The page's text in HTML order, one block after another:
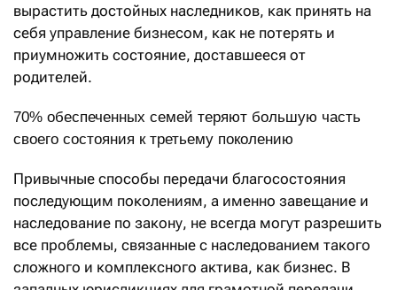
вырастить достойных наследников, как принять на
себя управление бизнесом, как не потерять и
приумножить состояние, доставше­еся от
родителей.
70% обеспеченных семей теряют большую часть
своего состояния к третьему поколению
Привычные способы передачи благосостояния
последующим поколениям, а именно завещание и
наследование по закону, не всегда могут разрешить
все проблемы, связанные с наследованием такого
сложного и комплексного актива, как бизнес. В